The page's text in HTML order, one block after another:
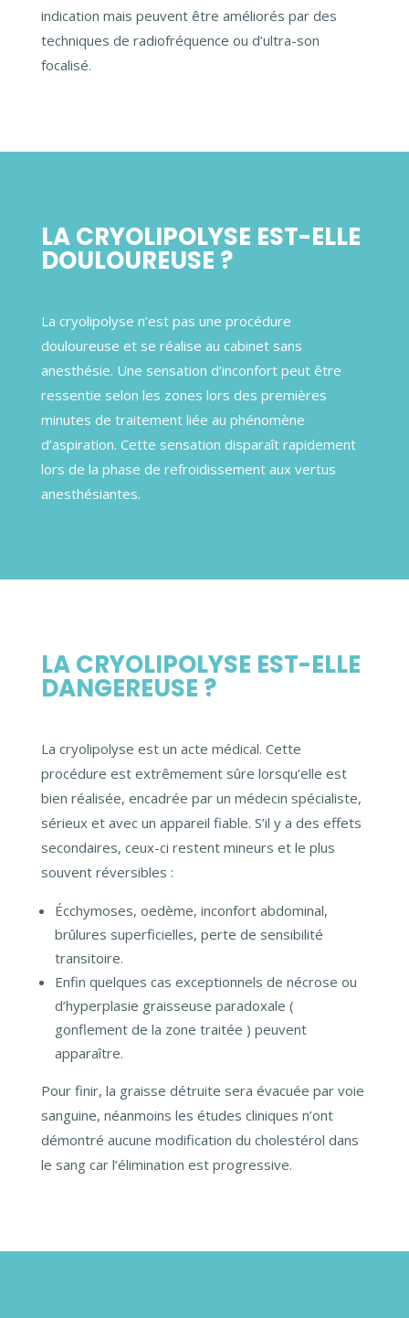
indication mais peuvent être améliorés par des
techniques de radiofréquence ou d’ultra-son
focalisé.
LA CRYOLIPOLYSE EST-ELLE
DOULOUREUSE ?
La cryolipolyse n’est pas une procédure
douloureuse et se réalise au cabinet sans
anesthésie. Une sensation d’inconfort peut être
ressentie selon les zones lors des premières
minutes de traitement liée au phénomène
d’aspiration. Cette sensation disparaît rapidement
lors de la phase de refroidissement aux vertus
anesthésiantes.
LA CRYOLIPOLYSE EST-ELLE
DANGEREUSE ?
La cryolipolyse est un acte médical. Cette
procédure est extrêmement sûre lorsqu’elle est
bien réalisée, encadrée par un médecin spécialiste,
sérieux et avec un appareil fiable. S’il y a des effets
secondaires, ceux-ci restent mineurs et le plus
souvent réversibles :
Écchymoses, oedème, inconfort abdominal,
brûlures superficielles, perte de sensibilité
transitoire.
Enfin quelques cas exceptionnels de nécrose ou
d’hyperplasie graisseuse paradoxale (
gonflement de la zone traitée ) peuvent
apparaître.
Pour finir, la graisse détruite sera évacuée par voie
sanguine, néanmoins les études cliniques n’ont
démontré aucune modification du cholestérol dans
le sang car l’élimination est progressive.